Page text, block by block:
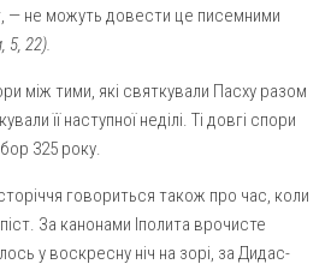
— не можуть довести це писемними
5, 22).
між тими, які святкували Пасху разом
її наступної неділі. Ті довгі спори
325 року.
говориться також про час, коли
За канонами Іполита врочисте
у воскресну ніч на зорі, за Дидас­